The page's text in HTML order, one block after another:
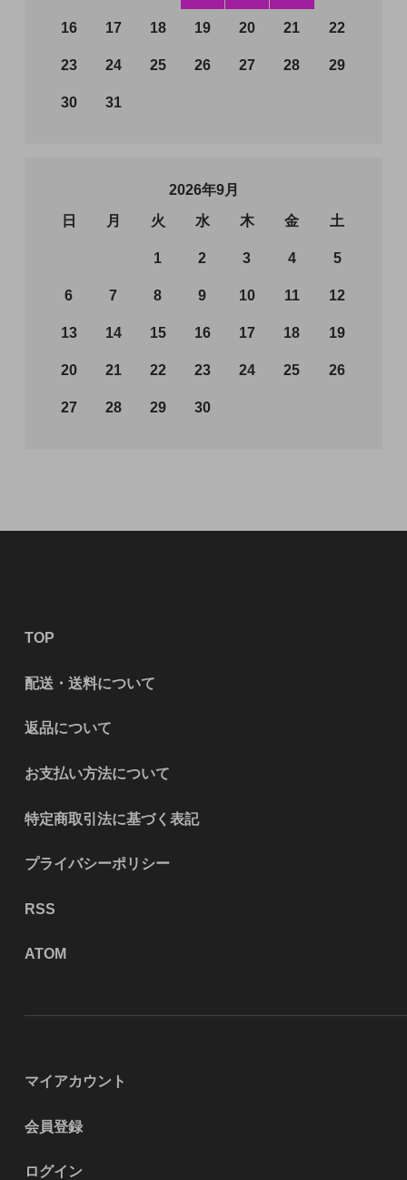
16 17 18 19 20 21 22
23 24 25 26 27 28 29
30 31
2026年9月
日
月 火 水 木 金 土
1 2 3 4 5
6 7 8 9 10 11 12
13 14 15 16 17 18 19
20 21 22 23 24 25 26
27 28 29 30
TOP
配送・送料について
返品について
お支払い方法について
特定商取引法に基づく表記
プライバシーポリシー
RSS
ATOM
マイアカウント
会員登録
ログイン